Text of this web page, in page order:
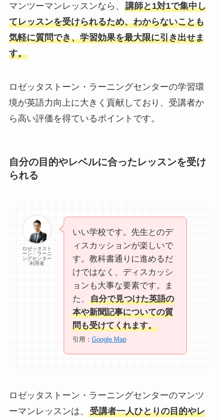
マンツーマンレッスンなら、 講師と1対1で集中し
てレッスンを受けられるため、わからないことも
気軽に質問でき、学習効果を最大限に引き出せま
す。
ロゼッタストーン・ラーニングセンターの学習環
境が英語力向上に大きく貢献しており、受講者か
ら高い評価を得ているポイントです。
自分の目的やレベルに合ったレッスンを受け
られる
ロゼッタスト
ーン・ラーニ
ングセンター
利用者
いい学校です。先生とのデ
ィスカッションが楽しいで
す。教科書通りに進めるだ
けではなく、ディスカッシ
ョンも大事な要素です。ま
た、
自分で見つけた英語の
本や新聞記事についての質
問も受けてくれます。
引用： Google Map
ロゼッタストーン・ラーニングセンターのマンツ
ーマンレッスンは、 受講者一人ひとりの目的やレ